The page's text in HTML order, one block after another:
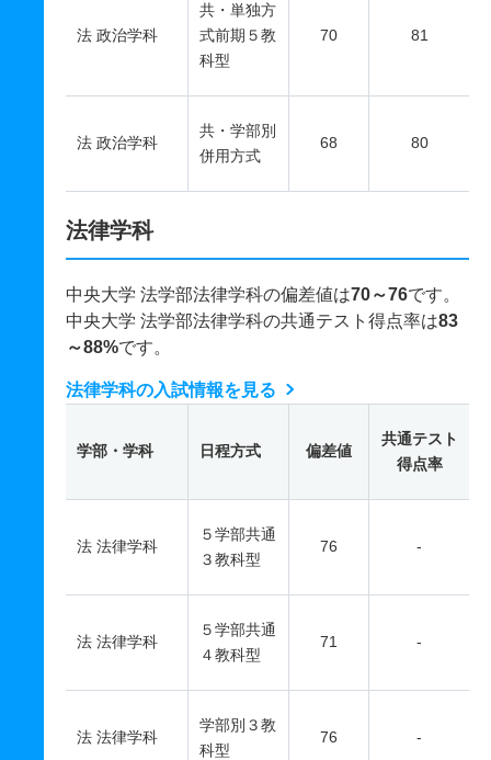
法 政治学科
共・単独方
式前期５教
科型
70 81
法 政治学科
共・学部別
併用方式
68 80
法律学科
中央大学 法学部法律学科の偏差値は70～76です。
中央大学 法学部法律学科の共通テスト得点率は83
～88%です。
法律学科の入試情報を見る
学部・学科 日程方式 偏差値
共通テスト
得点率
法 法律学科
５学部共通
３教科型
76 -
法 法律学科
５学部共通
４教科型
71 -
法 法律学科
学部別３教
科型
76 -